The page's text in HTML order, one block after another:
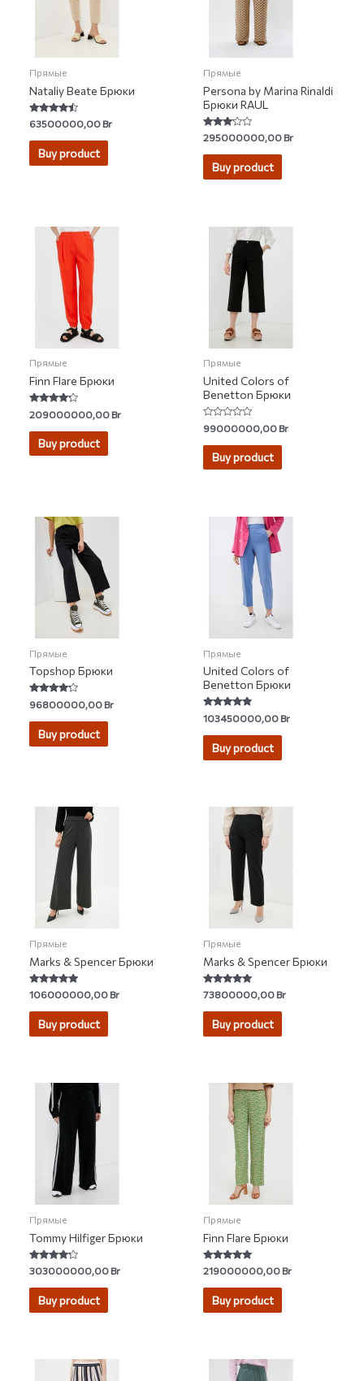
Прямые
Nataliy Beate Брюки
Rated
4.25
out of 5
63500000,00Br
Buy product
Прямые
Persona by Marina Rinaldi
Брюки RAUL
Rated
3.00
out of 5
295000000,00Br
Buy product
Прямые
Finn Flare Брюки
Rated
4.00
out of 5
209000000,00Br
Buy product
Прямые
United Colors of
Benetton Брюки
Rated
0
out
99000000,00Br
Buy product
Прямые
Topshop Брюки
Rated
4.00
out of 5
96800000,00Br
Buy product
Прямые
United Colors of
Benetton Брюки
Rated
4.60
out of 5
103450000,00Br
Buy product
Прямые
Marks & Spencer Брюки
Rated
4.84
out of 5
106000000,00Br
Buy product
Прямые
Marks & Spencer Брюки
Rated
4.86
out of 5
73800000,00Br
Buy product
Прямые
Tommy Hilfiger Брюки
Rated
4.00
out of 5
303000000,00Br
Buy product
Прямые
Finn Flare Брюки
Rated
4.83
out of 5
219000000,00Br
Buy product